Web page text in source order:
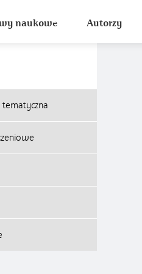
naukowe Autorzy